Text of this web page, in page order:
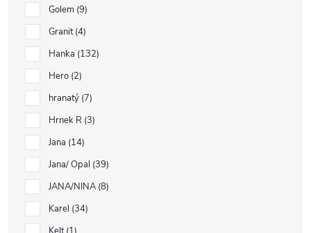
Golem 9
Granit 4
Hanka 132
Hero 2
hranatý 7
Hrnek R 3
Jana 14
Jana/ Opal 39
JANA/NINA 8
Karel 34